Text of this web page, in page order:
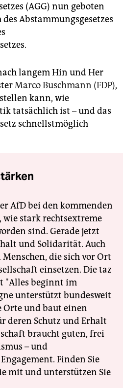
(AGG) nun geboten
Abstammungsgesetzes
langem Hin und Her
Marco Buschmann (FDP),
kann, wie
tatsächlich ist – und das
schnellstmöglich
AfD bei den kommenden
wie stark rechtsextreme
sind. Gerade jetzt
und Solidarität. Auch
die sich vor Ort
einsetzen. Die taz
"Alles beginnt im
unterstützt bundesweit
Orte und baut einen
deren Schutz und Erhalt
braucht guten, frei
– und
Finden Sie
mit und unterstützen Sie